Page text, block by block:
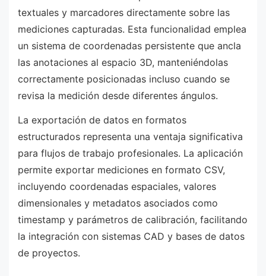
textuales y marcadores directamente sobre las
mediciones capturadas. Esta funcionalidad emplea
un sistema de coordenadas persistente que ancla
las anotaciones al espacio 3D, manteniéndolas
correctamente posicionadas incluso cuando se
revisa la medición desde diferentes ángulos.
La exportación de datos en formatos
estructurados representa una ventaja significativa
para flujos de trabajo profesionales. La aplicación
permite exportar mediciones en formato CSV,
incluyendo coordenadas espaciales, valores
dimensionales y metadatos asociados como
timestamp y parámetros de calibración, facilitando
la integración con sistemas CAD y bases de datos
de proyectos.